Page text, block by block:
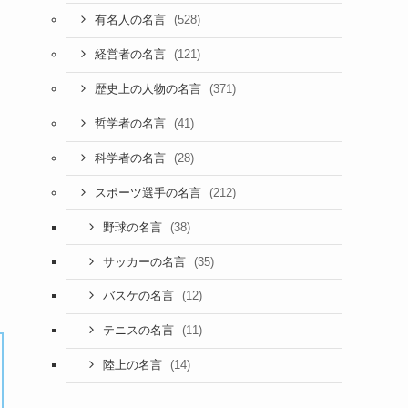
有名人の名言 (528)
経営者の名言 (121)
歴史上の人物の名言 (371)
哲学者の名言 (41)
科学者の名言 (28)
スポーツ選手の名言 (212)
野球の名言 (38)
サッカーの名言 (35)
バスケの名言 (12)
テニスの名言 (11)
陸上の名言 (14)